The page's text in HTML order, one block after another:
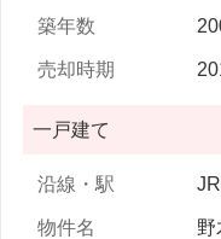
一戸建て
野